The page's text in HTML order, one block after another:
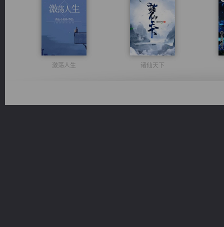
激荡人生 诸仙天下